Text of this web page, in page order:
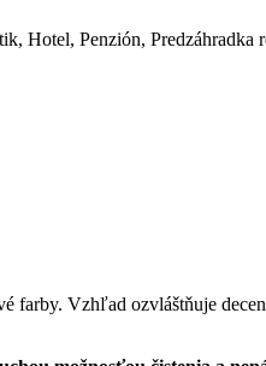
Hotel, Penzión, Predzáhradka
farby. Vzhľad ozvláštňuje